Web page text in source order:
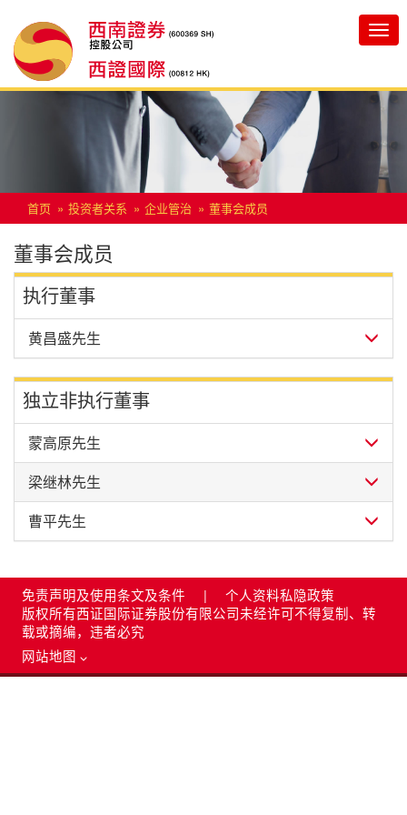
Toggle
首页 投资者关系 企业管治 董事会成员
董事会成员
执行董事
黄昌盛先生
独立非执行董事
蒙高原先生
梁继林先生
曹平先生
免责声明及使用条文及条件 | 个人资料私隐政策
版权所有西证国际证券股份有限公司未经许可不得复制、转
载或摘编，违者必究
网站地图